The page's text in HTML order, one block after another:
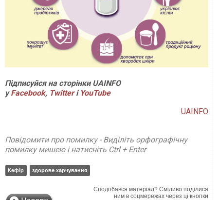
Підписуйся на сторінки UAINFO
уFacebook, Twitterі YouTube
UAINFO
Повідомити про помилку - Виділіть орфографічну
помилку мишею і натисніть Ctrl + Enter
Кефір здорове харчування
Сподобався матеріал? Сміливо поділися
ним в соцмережах через ці кнопки